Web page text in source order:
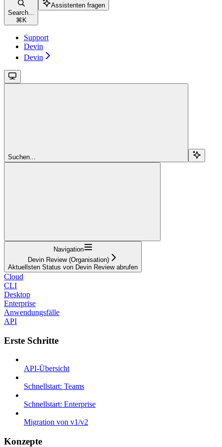
Search...
⌘ K
Assistenten fragen
Support
Devin
Devin
Suchen...
Navigation
Devin Review (Organisation)
Aktuellsten Status von Devin Review abrufen
Cloud
CLI
Desktop
Enterprise
Anwendungsfälle
API
Erste Schritte
API-Übersicht
Schnellstart: Teams
Schnellstart: Enterprise
Migration von v1/v2
Konzepte